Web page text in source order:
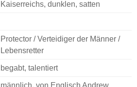
Kaiserreichs, dunklen, satten
Protector / Verteidiger der Männer /
Lebensretter
begabt, talentiert
männlich, von Englisch Andrew